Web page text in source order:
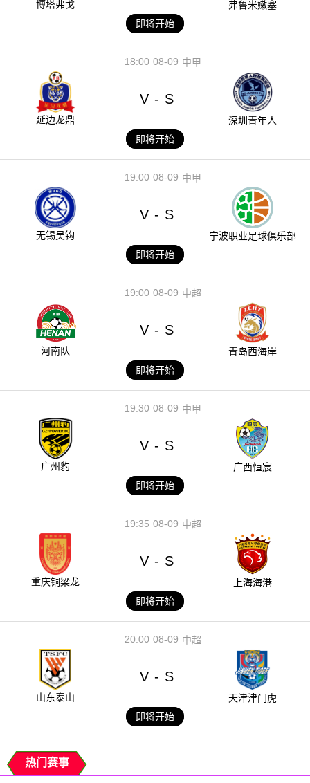
博塔弗戈
弗鲁米嫩塞
即将开始
08-09
18:00 中甲
延边龙鼎
V - S
深圳青年人
即将开始
08-09
19:00 中甲
无锡吴钩
V - S
宁波职业足球俱乐部
即将开始
08-09
19:00 中超
河南队
V - S
青岛西海岸
即将开始
08-09
19:30 中甲
广州豹
V - S
广西恒宸
即将开始
08-09
19:35 中超
重庆铜梁龙
V - S
上海海港
即将开始
08-09
20:00 中超
山东泰山
V - S
天津津门虎
即将开始
热门赛事